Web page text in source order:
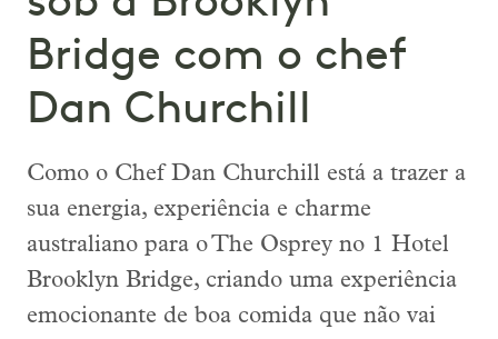
Bridge com o chef
Dan Churchill
Como o Chef Dan Churchill está a trazer a
sua energia, experiência e charme
australiano para o The Osprey no 1 Hotel
Brooklyn Bridge, criando uma experiência
emocionante de boa comida que não vai